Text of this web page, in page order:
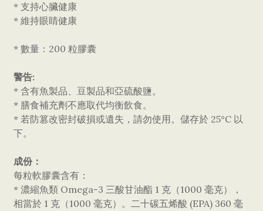
* 支持心臟健康
* 維持眼睛健康
* 數量：200 粒膠囊
警告:
* 含有魚製品、豆製品和亞硫酸鹽。
* 膳食補充劑不應取代均衡飲食。
* 若防篡改密封破損或遺失，請勿使用。儲存於 25°C 以
下。
成份：
每粒軟膠囊含有：
* 濃縮魚類 Omega-3 三酸甘油酯 1 克（1000 毫克），
相當於 1 克（1000 毫克）。二十碳五烯酸 (EPA) 360 毫